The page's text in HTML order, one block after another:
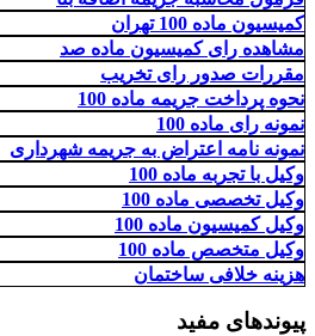
کمیسیون ماده 100 تهران
مشاهده رای کمیسیون ماده صد
مقررات صدور رای تخریب
نحوه پرداخت جریمه ماده 100
نمونه رای ماده 100
نمونه نامه اعتراض به جریمه شهرداری
وکیل با تجربه ماده 100
وکیل تخصصی ماده 100
وکیل کمیسیون ماده 100
وکیل متخصص ماده 100
هزینه خلافی ساختمان
پیوندهای مفید